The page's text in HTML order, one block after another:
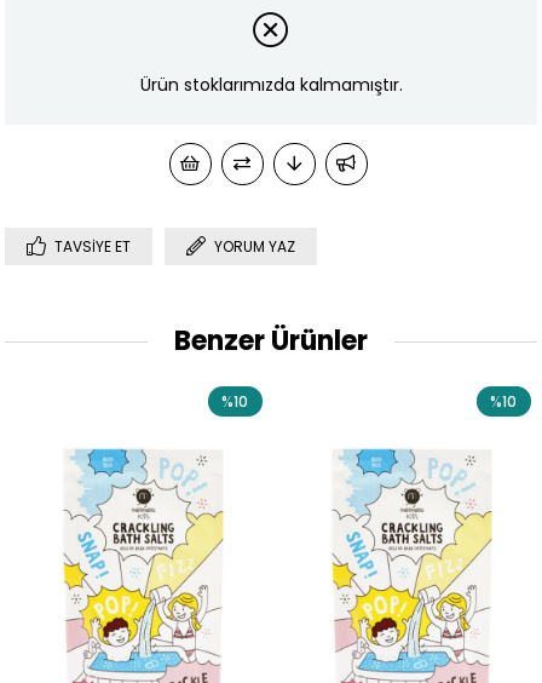
Ürün stoklarımızda kalmamıştır.
TAVSIYE ET YORUM YAZ
Benzer Ürünler
%10 %10